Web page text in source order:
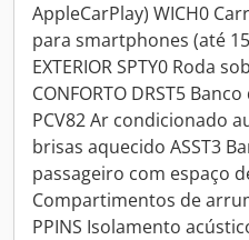
AppleCarPlay) WICH0
para smartphones (até
EXTERIOR SPTY0 Roda
CONFORTO DRST5
PCV82 Ar condicionado
brisas aquecido ASST3
passageiro com espaço
Compartimentos de
PPINS Isolamento